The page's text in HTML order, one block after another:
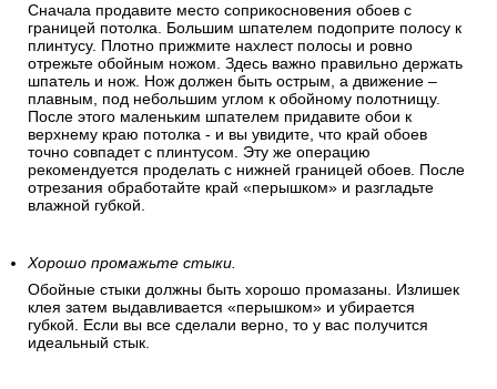
Сначала продавите место соприкосновения обоев с
границей потолка. Большим шпателем подоприте полосу к
плинтусу. Плотно прижмите нахлест полосы и ровно
отрежьте обойным ножом. Здесь важно правильно держать
шпатель и нож. Нож должен быть острым, а движение –
плавным, под небольшим углом к обойному полотнищу.
После этого маленьким шпателем придавите обои к
верхнему краю потолка - и вы увидите, что край обоев
точно совпадет с плинтусом. Эту же операцию
рекомендуется проделать с нижней границей обоев. После
отрезания обработайте край «перышком» и разгладьте
влажной губкой.
Хорошо промажьте стыки.
Обойные стыки должны быть хорошо промазаны. Излишек
клея затем выдавливается «перышком» и убирается
губкой. Если вы все сделали верно, то у вас получится
идеальный стык.